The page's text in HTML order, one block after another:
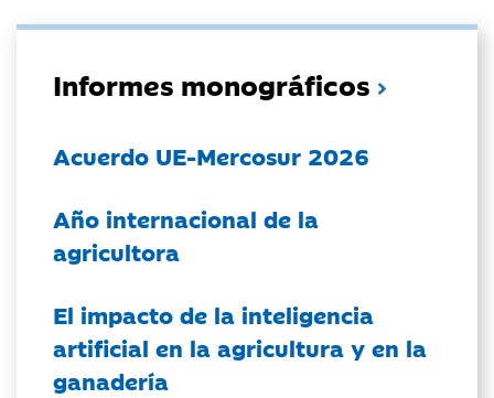
Informes monográficos
Acuerdo UE-Mercosur 2026
Año internacional de la
agricultora
El impacto de la inteligencia
artificial en la agricultura y en la
ganadería